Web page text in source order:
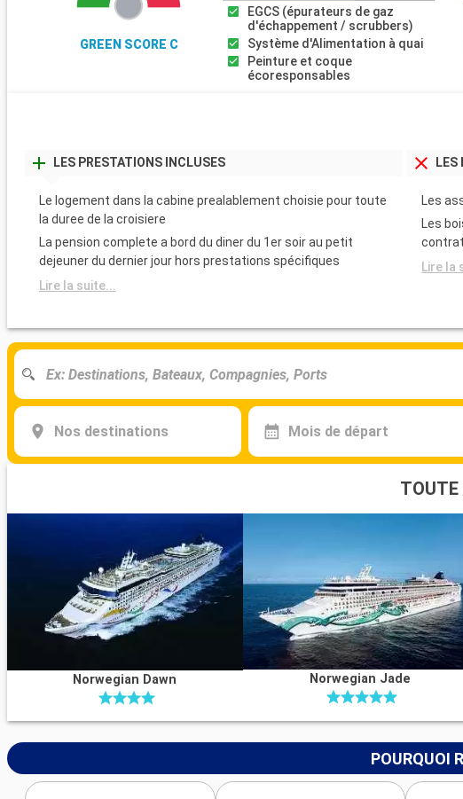
GREEN SCORE C
EGCS (épurateurs de gaz
d'échappement / scrubbers)
Système d'Alimentation à quai
Peinture et coque
écoresponsables
LES PRESTATIONS INCLUSES
Le logement dans la cabine prealablement choisie pour toute
la duree de la croisiere
La pension complete a bord du diner du 1er soir au petit
dejeuner du dernier jour hors prestations spécifiques
Lire la suite...
LES
Les
Les
contrat
Lire la
Nos destinations Mois de départ
TOUTE
Norwegian Dawn Norwegian Jade
POURQUOI